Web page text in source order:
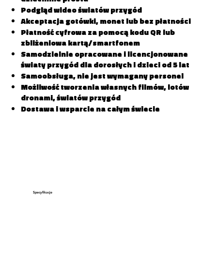
Podgląd wideo światów przygód
Akceptacja gotówki, monet lub bez płatności
Płatność cyfrowa za pomocą kodu QR lub
zbliżeniowa kartą/smartfonem
Samodzielnie opracowane i licencjonowane
światy przygód dla dorosłych i dzieci od 5 lat
Samoobsługa, nie jest wymagany personel
Możliwość tworzenia własnych filmów, lotów
dronami, światów przygód
Dostawa i wsparcie na całym świecie
Specyfikacje